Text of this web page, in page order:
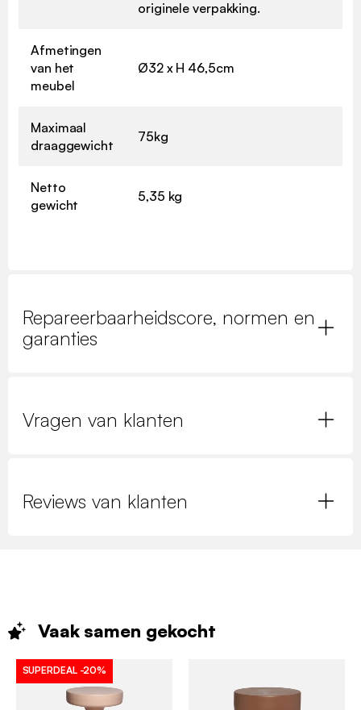
originele verpakking.
Afmetingen
van het
meubel
Ø32 x H 46,5cm
Maximaal
draaggewicht
75kg
Netto
gewicht
5,35 kg
Repareerbaarheidscore, normen en
garanties
Vragen van klanten
Reviews van klanten
Vaak samen gekocht
SUPERDEAL -20%